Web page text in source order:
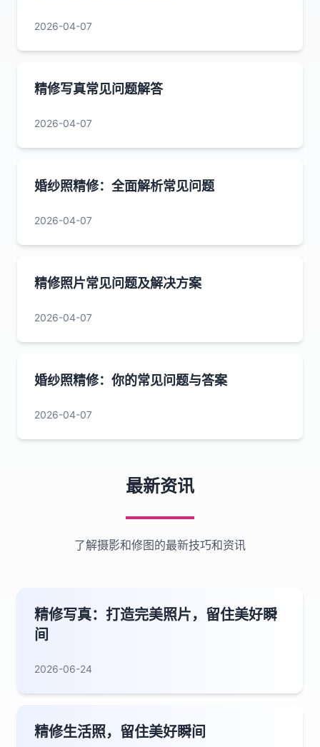
2026-04-07
精修写真常见问题解答
2026-04-07
婚纱照精修：全面解析常见问题
2026-04-07
精修照片常见问题及解决方案
2026-04-07
婚纱照精修：你的常见问题与答案
2026-04-07
最新资讯
了解摄影和修图的最新技巧和资讯
精修写真：打造完美照片，留住美好瞬
间
2026-06-24
精修生活照，留住美好瞬间